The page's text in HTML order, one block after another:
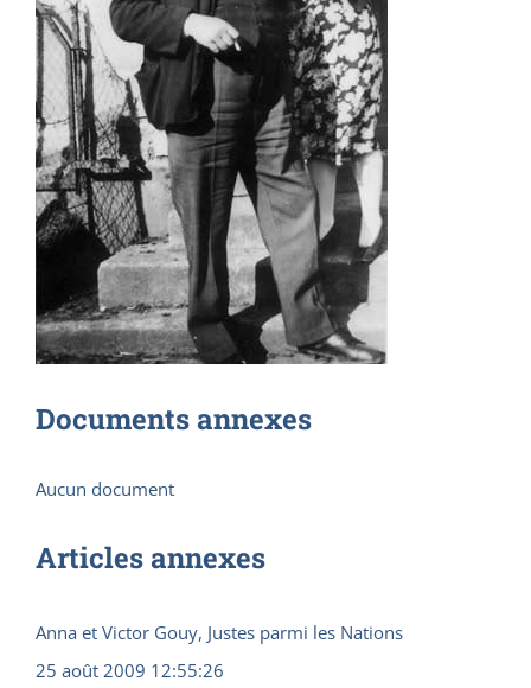
Documents annexes
Aucun document
Articles annexes
Anna et Victor Gouy, Justes parmi les Nations
25 août 2009 12:55:26